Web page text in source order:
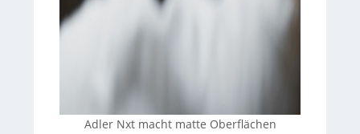
Adler Nxt macht matte Oberflächen